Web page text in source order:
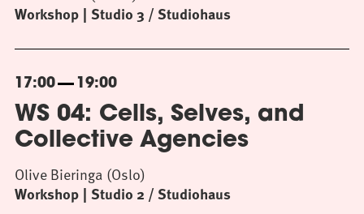
Workshop Studio 3 / Studiohaus
17:00 19:00
WS 04: Cells, Selves, and
Collective Agencies
Workshop Studio 2 / Studiohaus
Olive Bieringa (Oslo)